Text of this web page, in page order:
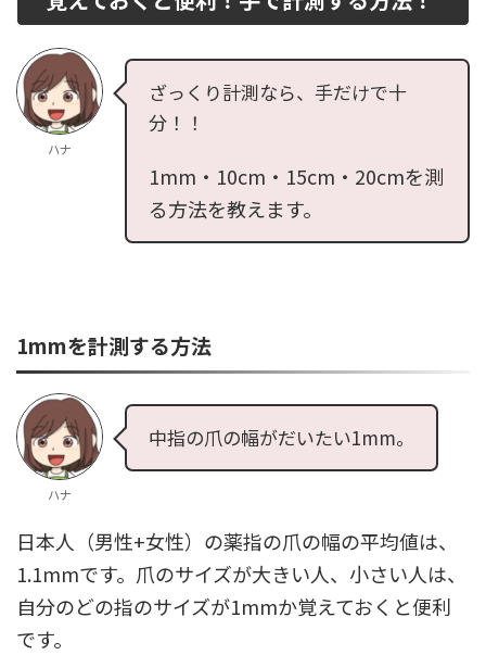
ハナ
ざっくり計測なら、手だけで十
分！！
1mm・10cm・15cm・20cmを測
る方法を教えます。
1mmを計測する方法
ハナ
中指の爪の幅がだいたい1mm。
日本人（男性+女性）の薬指の爪の幅の平均値は、
1.1mmです。爪のサイズが大きい人、小さい人は、
自分のどの指のサイズが1mmか覚えておくと便利
です。